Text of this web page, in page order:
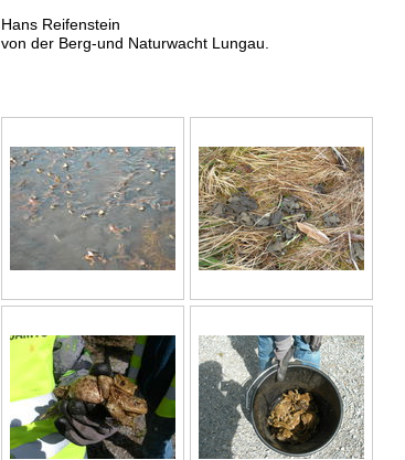
Hans Reifenstein
von der Berg-und Naturwacht Lungau.